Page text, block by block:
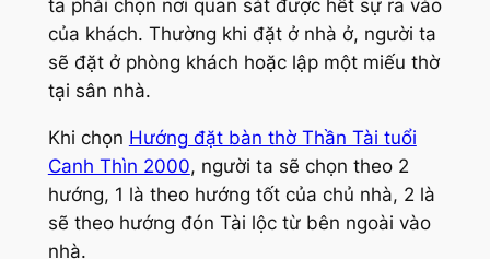
ta phải chọn nơi quan sát được hết sự ra vào
của khách. Thường khi đặt ở nhà ở, người ta
sẽ đặt ở phòng khách hoặc lập một miếu thờ
tại sân nhà.
Khi chọn Hướng đặt bàn thờ Thần Tài tuổi
Canh Thìn 2000, người ta sẽ chọn theo 2
hướng, 1 là theo hướng tốt của chủ nhà, 2 là
sẽ theo hướng đón Tài lộc từ bên ngoài vào
nhà.